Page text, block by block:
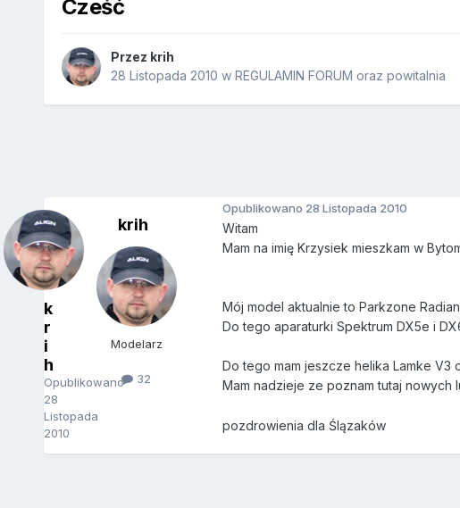
Cześć
Przez krih
28 Listopada 2010 w REGULAMIN FORUM oraz powitalnia
k
r
i
h
Opublikowano
28
Listopada
2010
krih
Modelarz
32
Opublikowano 28 Listopada 2010
Witam
Mam na imię Krzysiek mieszkam w
Mój model aktualnie to Parkzone Radian
Do tego aparaturki Spektrum DX5e i
Do tego mam jeszcze helika Lamke V3
Mam nadzieje ze poznam tutaj nowych
pozdrowienia dla Ślązaków